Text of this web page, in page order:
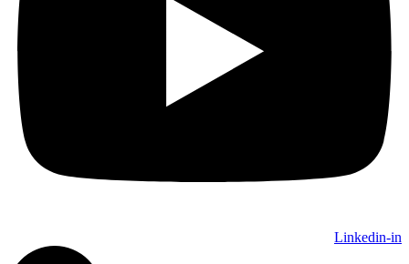
Linkedin-in